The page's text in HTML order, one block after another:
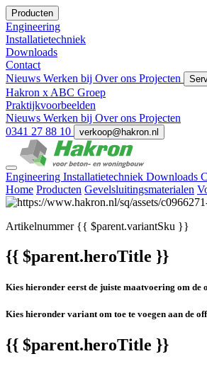
Producten
Engineering
Installatietechniek
Downloads
Contact
Nieuws Werken bij Over ons Projecten
Hakron x ABC Groep
Praktijkvoorbeelden
Nieuws Werken bij Over ons Projecten
0341 27 88 10
verkoop@hakron.nl
Engineering Installatietechniek Downloads
Home Producten Gevelsluitingsmaterialen
Artikelnummer{{ $parent.variantSku }}
{{ $parent.heroTitle }}
Kies hieronder eerst de juiste maatvoering om
Kies hieronder variant om toe te voegen aan de
{{ $parent.heroTitle }}